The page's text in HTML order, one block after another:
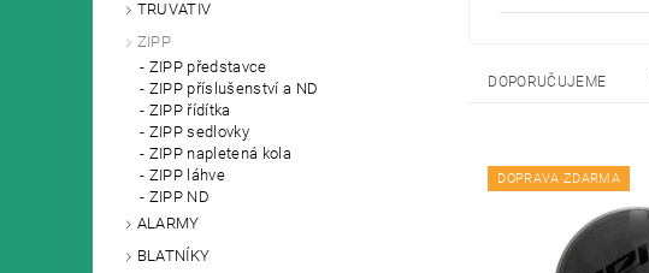
TRUVATIV
ZIPP
ZIPP představce
ZIPP příslušenství a ND
ZIPP řídítka
ZIPP sedlovky
ZIPP napletená kola
ZIPP láhve
ZIPP ND
ALARMY
BLATNÍKY
DOPORUČUJEME
DOPRAVA ZDARMA